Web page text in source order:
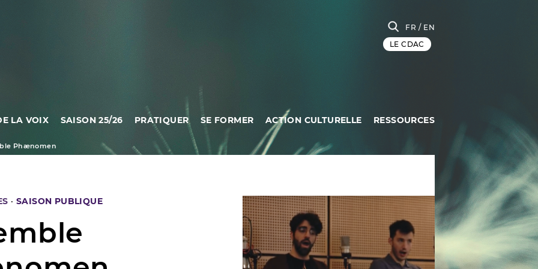
FR / EN
LE CDAC
LA VOIX SAISON 25/26 PRATIQUER SE FORMER ACTION CULTURELLE RESSOURCES
Phænomen
·SAISON PUBLIQUE